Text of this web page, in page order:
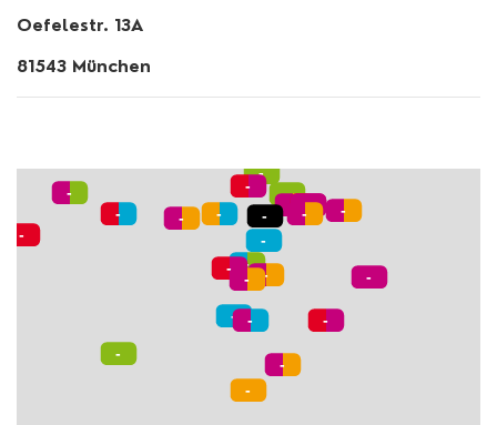
Oefelestr. 13A
81543 München